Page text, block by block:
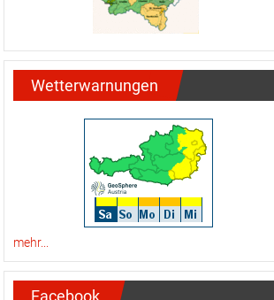
Wetterwarnungen
mehr...
Facebook